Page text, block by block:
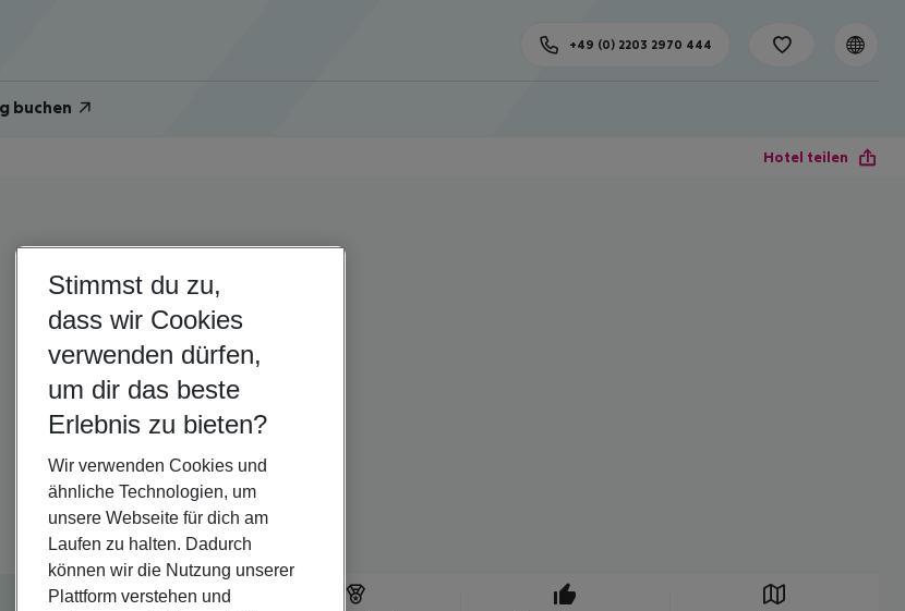
buchen
+49 (0) 2203 2970 444
Hotel teilen
Stimmst du zu,
dass wir Cookies
verwenden dürfen,
um dir das beste
Erlebnis zu bieten?
Wir verwenden Cookies und
ähnliche Technologien, um
unsere Webseite für dich am
Laufen zu halten. Dadurch
können wir die Nutzung unserer
Plattform verstehen und